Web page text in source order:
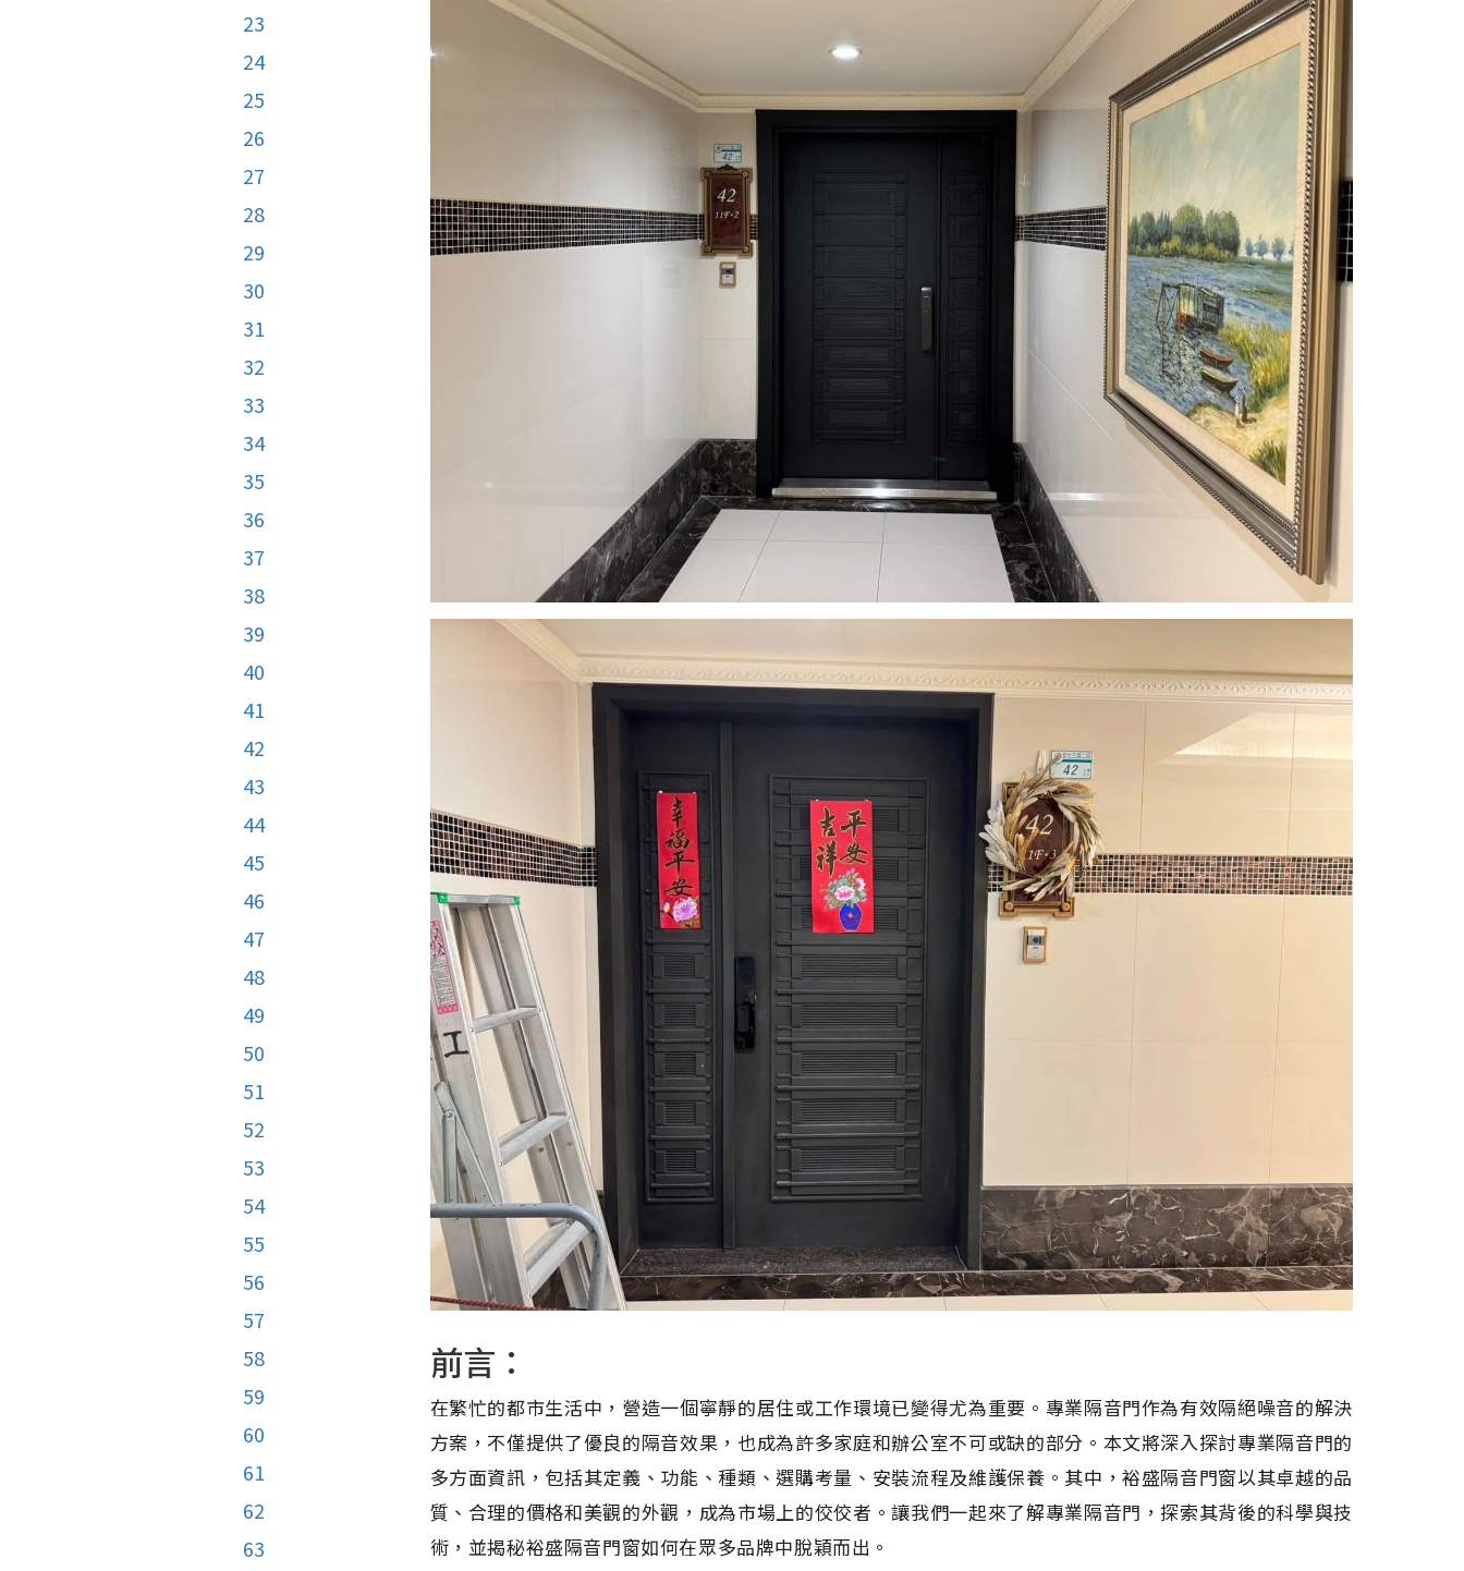
23
24
25
26
27
28
29
30
31
32
33
34
35
36
37
38
39
40
41
42
43
44
45
46
47
48
49
50
51
52
53
54
55
56
57
58
59
60
61
62
63
前言：
在繁忙的都市生活中，營造一個寧靜的居住或工作環境已變得尤為重要。專業隔音門作為有效隔絕噪音的解決
方案，不僅提供了優良的隔音效果，也成為許多家庭和辦公室不可或缺的部分。本文將深入探討專業隔音門的
多方面資訊，包括其定義、功能、種類、選購考量、安裝流程及維護保養。其中，裕盛隔音門窗以其卓越的品
質、合理的價格和美觀的外觀，成為市場上的佼佼者。讓我們一起來了解專業隔音門，探索其背後的科學與技
術，並揭秘裕盛隔音門窗如何在眾多品牌中脫穎而出。